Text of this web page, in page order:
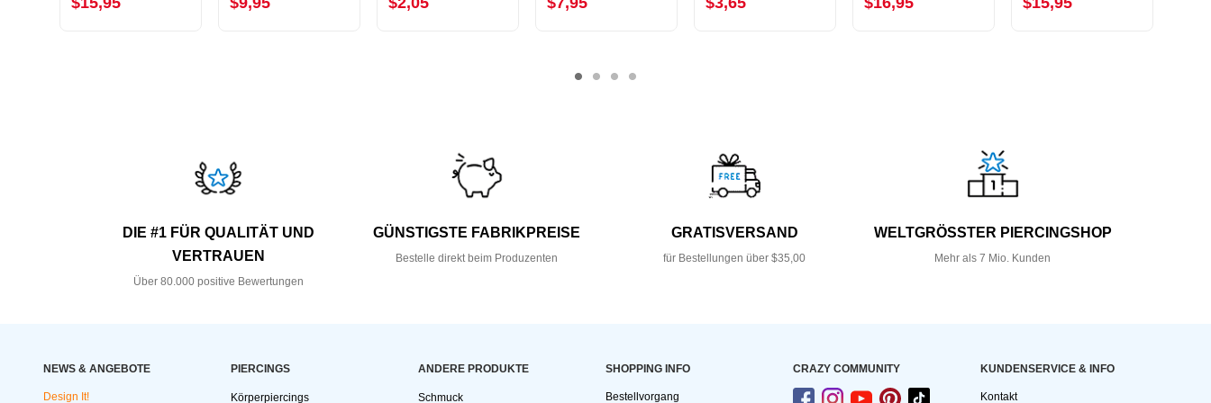
DIE #1 FÜR QUALITÄT UND
VERTRAUEN
Über 80.000 positive Bewertungen
GÜNSTIGSTE FABRIKPREISE
Bestelle direkt beim Produzenten
GRATISVERSAND
für Bestellungen über $35,00
WELTGRÖSSTER PIERCINGSHOP
Mehr als 7 Mio. Kunden
NEWS & ANGEBOTE
Design It!
PIERCINGS
Körperpiercings
ANDERE PRODUKTE
Schmuck
SHOPPING INFO
Bestellvorgang
CRAZY COMMUNITY KUNDEN­SERVICE & INFO
Kontakt